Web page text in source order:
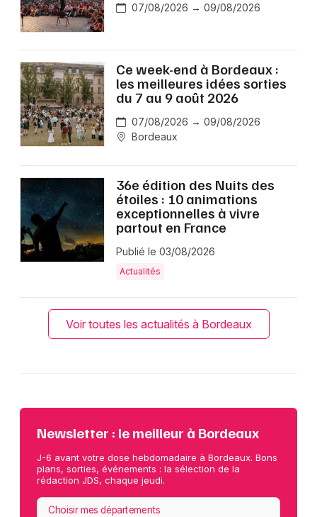
07/08/2026 → 09/08/2026
Ce week-end à Bordeaux :
les meilleures idées sorties
du 7 au 9 août 2026
07/08/2026 → 09/08/2026
Bordeaux
36e édition des Nuits des
étoiles : 10 animations
exceptionnelles à vivre
partout en France
Publié le 03/08/2026
Actualités
Voir toutes les actualités à Bordeaux
Newsletter : le meilleur à Bordeaux
J-6 avant votre dose hebdomadaire à Bordeaux. Bons
plans, sorties, événements : la sélection de la
rédaction JDS, chaque jeudi.
Choisir mes départements